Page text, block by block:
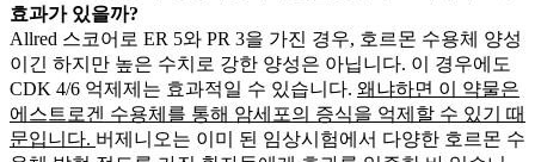
효과가 있을까?
Allred 스코어로 ER 5와 PR 3을 가진 경우, 호르몬 수용체 양성
이긴 하지만 높은 수치로 강한 양성은 아닙니다. 이 경우에도
CDK 4/6 억제제는 효과적일 수 있습니다. 왜냐하면 이 약물은
에스트로겐 수용체를 통해 암세포의 증식을 억제할 수 있기 때
문입니다. 버제니오는 이미 된 임상시험에서 다양한 호르몬 수